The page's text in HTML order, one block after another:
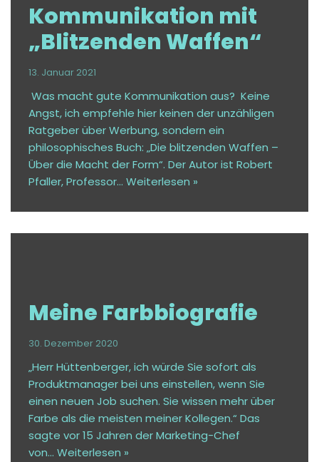
Kommunikation mit
„Blitzenden Waffen“
13. Januar 2021
Was macht gute Kommunikation aus? Keine
Angst, ich empfehle hier keinen der unzähligen
Ratgeber über Werbung, sondern ein
philosophisches Buch: „Die blitzenden Waffen –
Über die Macht der Form“. Der Autor ist Robert
Pfaller, Professor… Weiterlesen »
Meine Farbbiografie
30. Dezember 2020
„Herr Hüttenberger, ich würde Sie sofort als
Produktmanager bei uns einstellen, wenn Sie
einen neuen Job suchen. Sie wissen mehr über
Farbe als die meisten meiner Kollegen.“ Das
sagte vor 15 Jahren der Marketing-Chef
von… Weiterlesen »